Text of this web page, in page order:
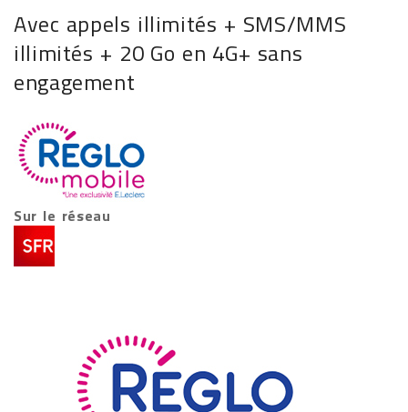
Avec appels illimités + SMS/MMS
illimités + 20 Go en 4G+ sans
engagement
Sur le réseau